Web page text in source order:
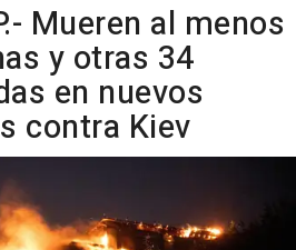
Mueren al menos
y otras 34
en nuevos
contra Kiev